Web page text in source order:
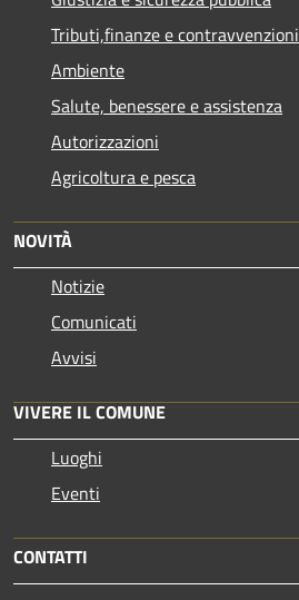
Tributi,finanze e contravvenzioni
Ambiente
Salute, benessere e assistenza
Autorizzazioni
Agricoltura e pesca
NOVITÀ
Notizie
Comunicati
Avvisi
VIVERE IL COMUNE
Luoghi
Eventi
CONTATTI